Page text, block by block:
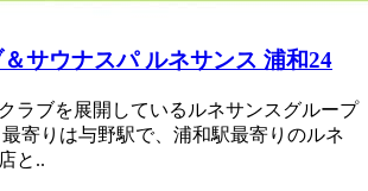
サウナスパ ルネサンス 浦和24
ラブを展開しているルネサンスグループ
寄りは与野駅で、浦和駅最寄りのルネ
と..